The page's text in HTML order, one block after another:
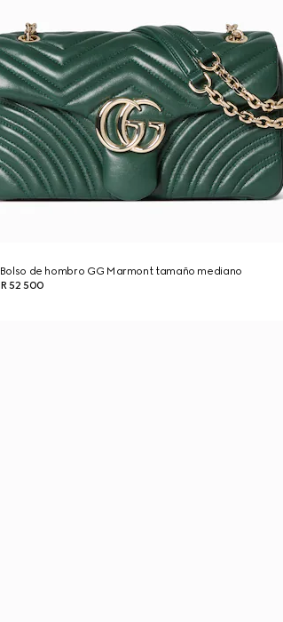
Bolso de hombro GG Marmont tamaño mediano
R 52 500